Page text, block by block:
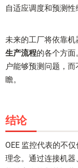
自适应调度和预测性
未来的工厂将依靠
生产流程的各个方面
户能够预测问题，
瞻。
结论
OEE 监控代表的不
理念。通过连接机器